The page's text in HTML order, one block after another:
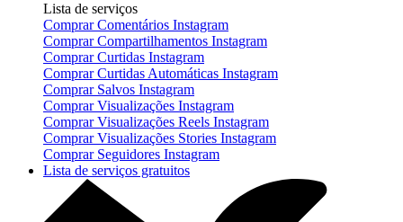
Lista de serviços
Comprar Comentários Instagram
Comprar Compartilhamentos Instagram
Comprar Curtidas Instagram
Comprar Curtidas Automáticas Instagram
Comprar Salvos Instagram
Comprar Visualizações Instagram
Comprar Visualizações Reels Instagram
Comprar Visualizações Stories Instagram
Comprar Seguidores Instagram
Lista de serviços gratuitos